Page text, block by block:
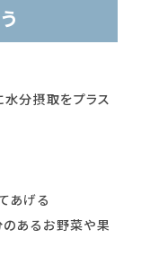
分摂取をプラス
あげる
のあるお野菜や果